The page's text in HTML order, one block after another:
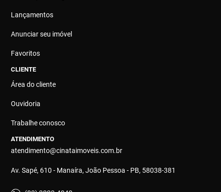
Lançamentos
Anunciar seu imóvel
Favoritos
CLIENTE
Área do cliente
Ouvidoria
Trabalhe conosco
ATENDIMENTO
atendimento@cinataimoveis.com.br
Av. Sapé, 610 - Manaíra, João Pessoa - PB, 58038-381